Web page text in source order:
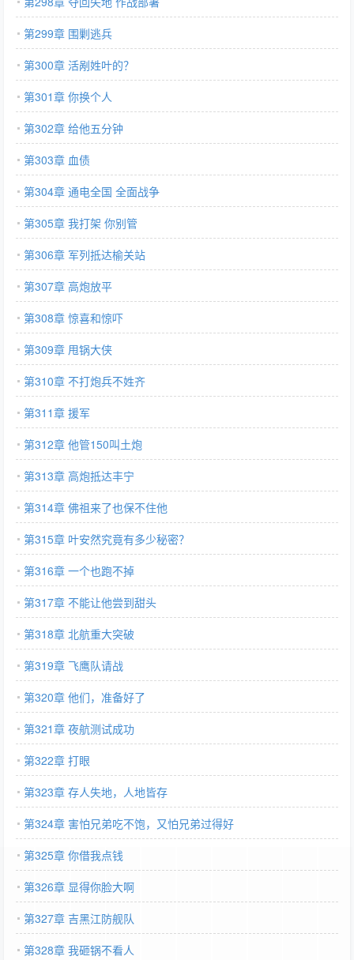
第299章 围剿逃兵
第300章 活剐姓叶的？
第301章 你换个人
第302章 给他五分钟
第303章 血债
第304章 通电全国 全面战争
第305章 我打架 你别管
第306章 军列抵达榆关站
第307章 高炮放平
第308章 惊喜和惊吓
第309章 甩锅大侠
第310章 不打炮兵不姓齐
第311章 援军
第312章 他管150叫土炮
第313章 高炮抵达丰宁
第314章 佛祖来了也保不住他
第315章 叶安然究竟有多少秘密？
第316章 一个也跑不掉
第317章 不能让他尝到甜头
第318章 北航重大突破
第319章 飞鹰队请战
第320章 他们，准备好了
第321章 夜航测试成功
第322章 打眼
第323章 存人失地，人地皆存
第324章 害怕兄弟吃不饱，又怕兄弟过得好
第325章 你借我点钱
第326章 显得你脸大啊
第327章 吉黑江防舰队
第328章 我砸锅不看人